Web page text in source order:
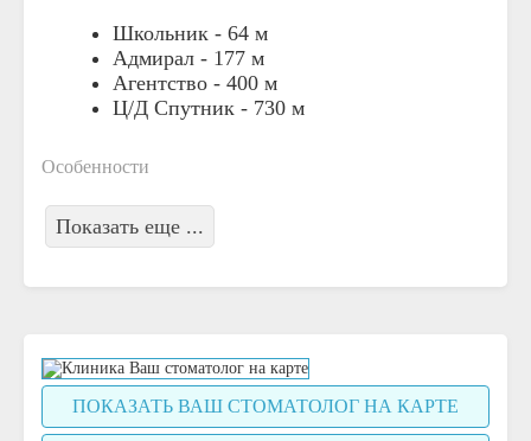
Школьник - 64 м
Адмирал - 177 м
Агентство - 400 м
Ц/Д Спутник - 730 м
Особенности
Показать еще ...
ПОКАЗАТЬ ВАШ СТОМАТОЛОГ НА КАРТЕ